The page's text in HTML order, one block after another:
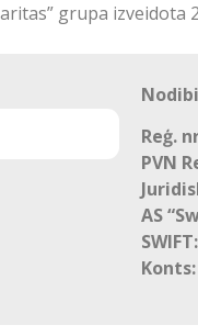
grupa izveidota
Reģ.
PVN
AS
Konts: